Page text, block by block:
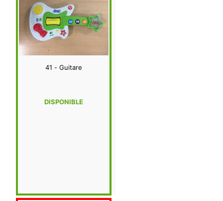
41 - Guitare
DISPONIBLE